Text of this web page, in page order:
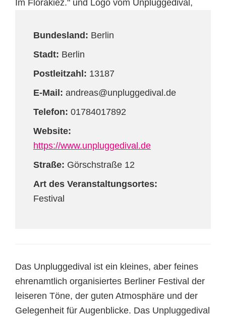
Bundesland: Berlin
Stadt: Berlin
Postleitzahl: 13187
E-Mail: andreas@unpluggedival.de
Telefon: 01784017892
Website:
https://www.unpluggedival.de
Straße: Görschstraße 12
Art des Veranstaltungsortes:
Festival
Das Unpluggedival ist ein kleines, aber feines
ehrenamtlich organisiertes Berliner Festival der
leiseren Töne, der guten Atmosphäre und der
Gelegenheit für Augenblicke. Das Unpluggedival